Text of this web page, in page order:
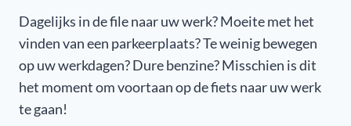
Dagelijks in de file naar uw werk? Moeite met het
vinden van een parkeerplaats? Te weinig bewegen
op uw werkdagen? Dure benzine? Misschien is dit
het moment om voortaan op de fiets naar uw werk
te gaan!